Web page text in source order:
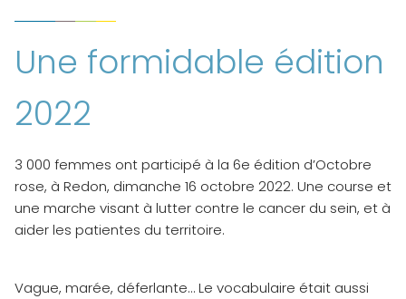
Une formidable édition
2022
​3 000 femmes ont participé à la 6e édition d’Octobre
rose, à Redon, dimanche 16 octobre 2022. Une course et
une marche visant à lutter contre le cancer du sein, et à
aider les patientes du territoire.
Vague, marée, déferlante… Le vocabulaire était aussi